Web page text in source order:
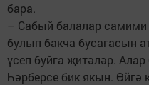
бара.
– Сабый балалар
булып бакча бусагасын
үсеп буйга җитәләр.
Һәрберсе бик якын. Өйгә